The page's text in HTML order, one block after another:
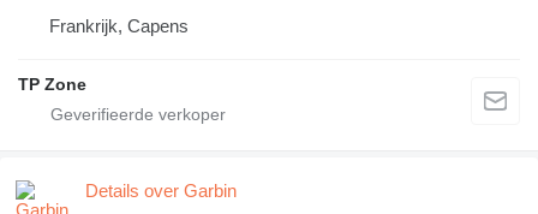
Frankrijk, Capens
TP Zone
Details over Garbin